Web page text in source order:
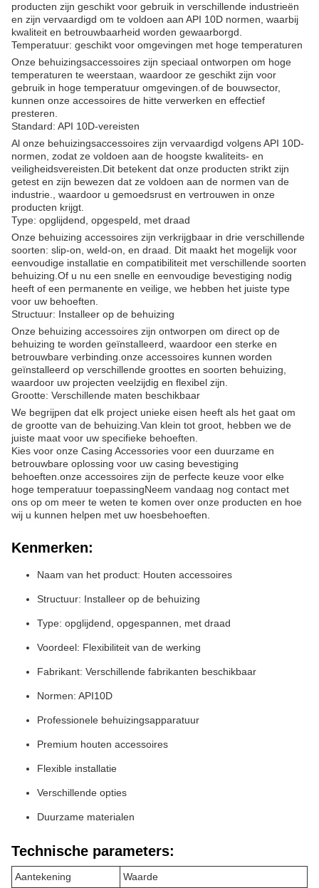
producten zijn geschikt voor gebruik in verschillende industrieën
en zijn vervaardigd om te voldoen aan API 10D normen, waarbij
kwaliteit en betrouwbaarheid worden gewaarborgd.
Temperatuur: geschikt voor omgevingen met hoge temperaturen
Onze behuizingsaccessoires zijn speciaal ontworpen om hoge
temperaturen te weerstaan, waardoor ze geschikt zijn voor
gebruik in hoge temperatuur omgevingen.of de bouwsector,
kunnen onze accessoires de hitte verwerken en effectief
presteren.
Standard: API 10D-vereisten
Al onze behuizingsaccessoires zijn vervaardigd volgens API 10D-
normen, zodat ze voldoen aan de hoogste kwaliteits- en
veiligheidsvereisten.Dit betekent dat onze producten strikt zijn
getest en zijn bewezen dat ze voldoen aan de normen van de
industrie., waardoor u gemoedsrust en vertrouwen in onze
producten krijgt.
Type: opglijdend, opgespeld, met draad
Onze behuizing accessoires zijn verkrijgbaar in drie verschillende
soorten: slip-on, weld-on, en draad. Dit maakt het mogelijk voor
eenvoudige installatie en compatibiliteit met verschillende soorten
behuizing.Of u nu een snelle en eenvoudige bevestiging nodig
heeft of een permanente en veilige, we hebben het juiste type
voor uw behoeften.
Structuur: Installeer op de behuizing
Onze behuizing accessoires zijn ontworpen om direct op de
behuizing te worden geïnstalleerd, waardoor een sterke en
betrouwbare verbinding.onze accessoires kunnen worden
geïnstalleerd op verschillende groottes en soorten behuizing,
waardoor uw projecten veelzijdig en flexibel zijn.
Grootte: Verschillende maten beschikbaar
We begrijpen dat elk project unieke eisen heeft als het gaat om
de grootte van de behuizing.Van klein tot groot, hebben we de
juiste maat voor uw specifieke behoeften.
Kies voor onze Casing Accessories voor een duurzame en
betrouwbare oplossing voor uw casing bevestiging
behoeften.onze accessoires zijn de perfecte keuze voor elke
hoge temperatuur toepassingNeem vandaag nog contact met
ons op om meer te weten te komen over onze producten en hoe
wij u kunnen helpen met uw hoesbehoeften.
Kenmerken:
Naam van het product: Houten accessoires
Structuur: Installeer op de behuizing
Type: opglijdend, opgespannen, met draad
Voordeel: Flexibiliteit van de werking
Fabrikant: Verschillende fabrikanten beschikbaar
Normen: API10D
Professionele behuizingsapparatuur
Premium houten accessoires
Flexible installatie
Verschillende opties
Duurzame materialen
Technische parameters:
Aantekening Waarde